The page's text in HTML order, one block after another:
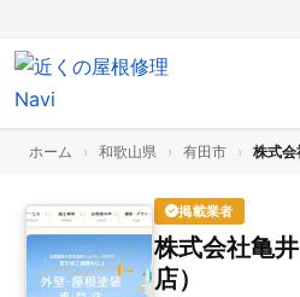
ホーム › 和歌山県 › 有田市 › 株式会
掲載業者
株式会社亀
店）